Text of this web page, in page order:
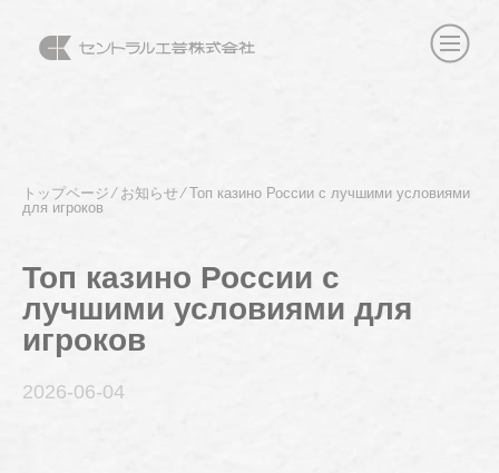
トップページ⁄ お知らせ⁄Топ казино России с лучшими условиями
для игроков
Топ казино России с
лучшими условиями для
игроков
2026-06-04